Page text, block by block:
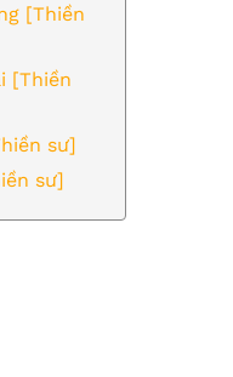
[Thiền
[Thiền
sư]
sư]